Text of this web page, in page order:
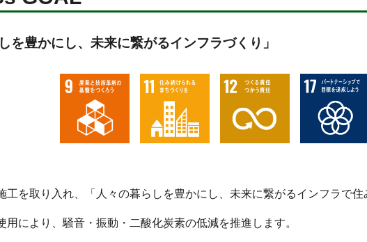
を豊かにし、未来に繋がるインフラづくり」
工を取り入れ、「人々の暮らしを豊かにし、未来に繋がるインフラで住
用により、騒音・振動・二酸化炭素の低減を推進します。